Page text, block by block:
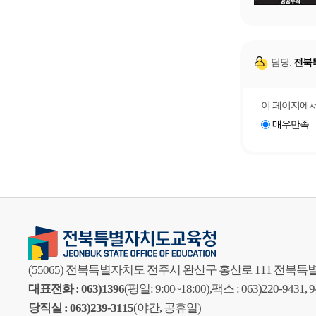
담당: 전북
이 페이지에
매우만족
(55065) 전북특별자치도 전주시 완산구 홍산로 111 전북특
대표전화 : 063)1396(평일: 9:00~18:00),팩스 : 063)220-9431,
당직실 : 063)239-3115(야간, 공휴일)